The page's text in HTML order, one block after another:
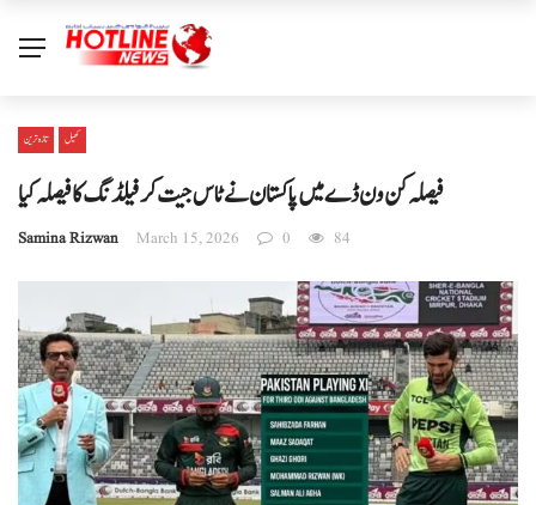
تازہ ترین کھیل
فیصلہ کن ون ڈے میں پاکستان نے ٹاس جیت کر فیلڈنگ کا فیصلہ کیا
Samina Rizwan March 15, 2026 0 84